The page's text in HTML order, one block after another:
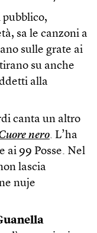
sa le canzoni a
sulle grate ai
su anche
alla
canta un altro
nero. L’ha
ai 99 Posse. Nel
lascia
nuje